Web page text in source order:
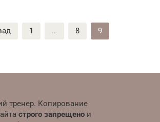
1 … 8 9
тренер. Копирование
строго запрещено и